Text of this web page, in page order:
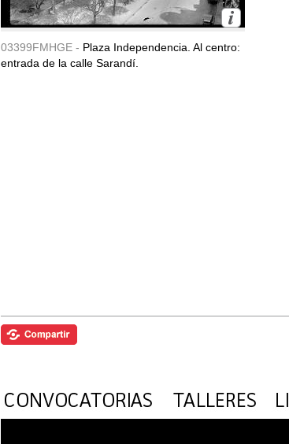
03399FMHGE - Plaza Independencia. Al centro:
entrada de la calle Sarandí.